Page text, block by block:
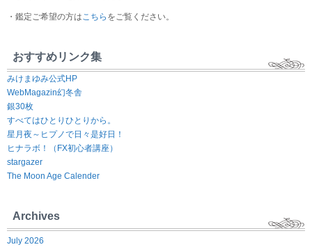
・鑑定ご希望の方はこちら をご覧ください。
おすすめリンク集
みけまゆみ公式HP
WebMagazin幻冬舎
銀30枚
すべてはひとりひとりから。
星月夜～ヒプノで日々是好日！
ヒナラボ！（FX初心者講座）
stargazer
The Moon Age Calender
Archives
July 2026